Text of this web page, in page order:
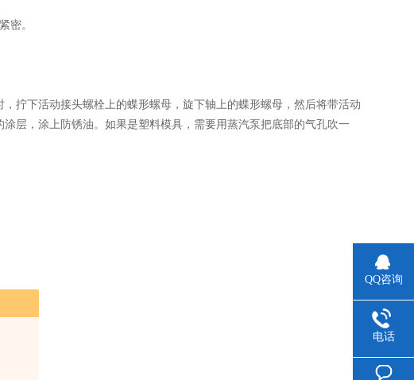
密。
下活动接头螺栓上的蝶形螺母，旋下轴上的蝶形螺母，然后将带活动
层，涂上防锈油。如果是塑料模具，需要用蒸汽泵把底部的气孔吹一
QQ咨询
电话